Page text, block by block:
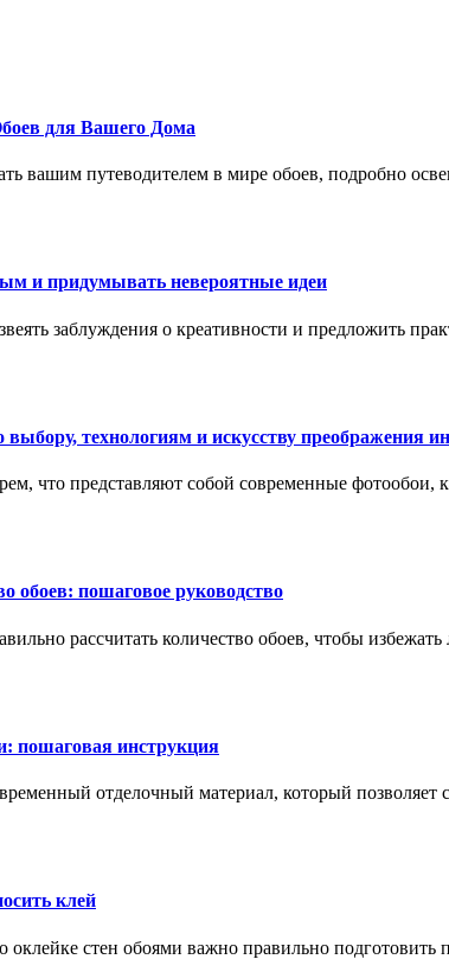
для Вашего Дома
вашим путеводителем в мире обоев, подробно
и придумывать невероятные идеи
заблуждения о креативности и предложить
технологиям и искусству преображения
что представляют собой современные
обоев: пошаговое руководство
рассчитать количество обоев, чтобы
пошаговая инструкция
отделочный материал, который позволяет
клей
оклейке стен обоями важно правильно подготовить